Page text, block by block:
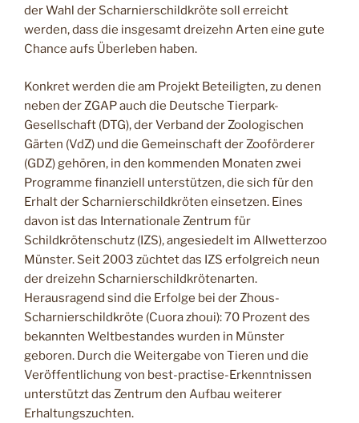
der Wahl der Scharnierschildkröte soll erreicht
werden, dass die insgesamt dreizehn Arten eine gute
Chance aufs Überleben haben.
Konkret werden die am Projekt Beteiligten, zu denen
neben der ZGAP auch die Deutsche Tierpark-
Gesellschaft (DTG), der Verband der Zoologischen
Gärten (VdZ) und die Gemeinschaft der Zooförderer
(GDZ) gehören, in den kommenden Monaten zwei
Programme finanziell unterstützen, die sich für den
Erhalt der Scharnierschildkröten einsetzen. Eines
davon ist das Internationale Zentrum für
Schildkrötenschutz (IZS), angesiedelt im Allwetterzoo
Münster. Seit 2003 züchtet das IZS erfolgreich neun
der dreizehn Scharnierschildkrötenarten.
Herausragend sind die Erfolge bei der Zhous-
Scharnierschildkröte (Cuora zhoui): 70 Prozent des
bekannten Weltbestandes wurden in Münster
geboren. Durch die Weitergabe von Tieren und die
Veröffentlichung von best-practise-Erkenntnissen
unterstützt das Zentrum den Aufbau weiterer
Erhaltungszuchten.